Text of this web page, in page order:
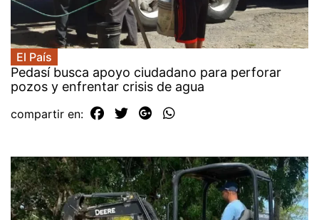
El País
Pedasí busca apoyo ciudadano para perforar
pozos y enfrentar crisis de agua
compartir en: